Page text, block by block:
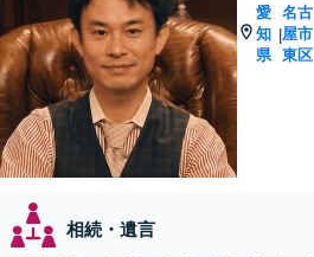
愛
知
県
|
名古
屋市
東区
相続・遺言